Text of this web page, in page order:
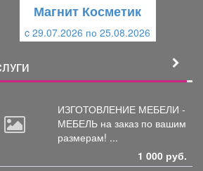
Набор инструментов
«OMBRA»
13390 руб.
Магнит Косметик
c 29.07.2026 по 25.08.2026
ИЗГОТОВЛЕНИЕ МЕБЕЛИ -
МЕБЕЛЬ на заказ по вашим
размерам! ...
1 000 руб.